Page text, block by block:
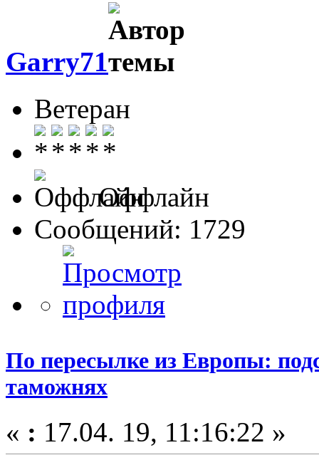
Garry71
Ветеран
Оффлайн
Сообщений: 1729
По пересылке из Европы:
таможнях
« : 17.04. 19, 11:16:22 »